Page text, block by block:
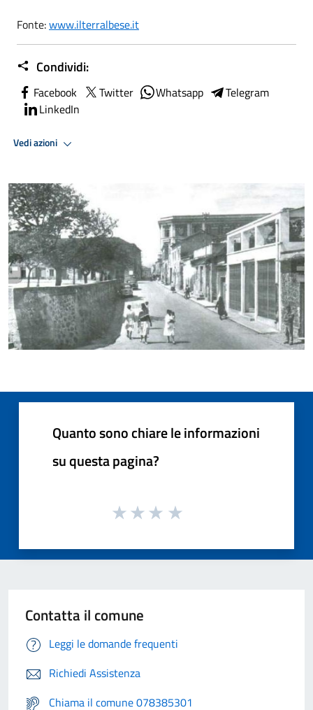
Fonte:www.ilterralbese.it
Condividi:
Facebook Twitter Whatsapp
Telegram
LinkedIn
Vedi azioni
Quanto sono chiare le informazioni
su questa pagina?
Contatta il comune
Leggi le domande frequenti
Richiedi Assistenza
Chiama il comune 078385301